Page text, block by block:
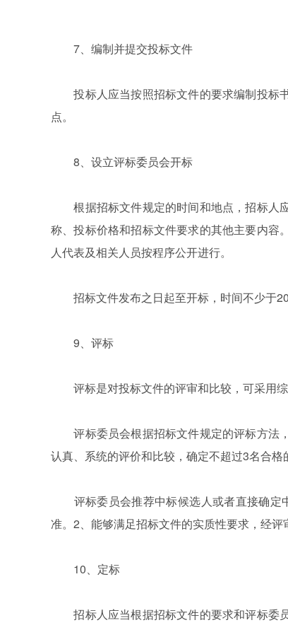
7、编制并提交投标文件
投标人应当按照招标文件的要求编制投标
点。
8、设立评标委员会开标
根据招标文件规定的时间和地点，招标人
称、投标价格和招标文件要求的其他主要内容
人代表及相关人员按程序公开进行。
招标文件发布之日起至开标，时间不少于20
9、评标
评标是对投标文件的评审和比较，可采用综
评标委员会根据招标文件规定的评标方法，
认真、系统的评价和比较，确定不超过3名合格
评标委员会推荐中标候选人或者直接确定
准。2、能够满足招标文件的实质性要求，经评
10、定标
招标人应当根据招标文件的要求和评标委